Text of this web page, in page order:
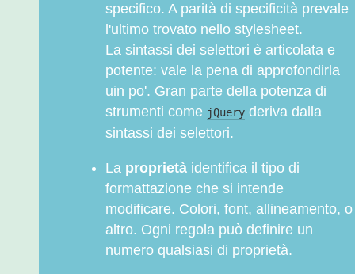
specifico. A parità di specificità prevale
l'ultimo trovato nello stylesheet.
La sintassi dei selettori è articolata e
potente: vale la pena di approfondirla
uin po'. Gran parte della potenza di
strumenti come jQueryderiva dalla
sintassi dei selettori.
La proprietàidentifica il tipo di
formattazione che si intende
modificare. Colori, font, allineamento, o
altro. Ogni regola può definire un
numero qualsiasi di proprietà.